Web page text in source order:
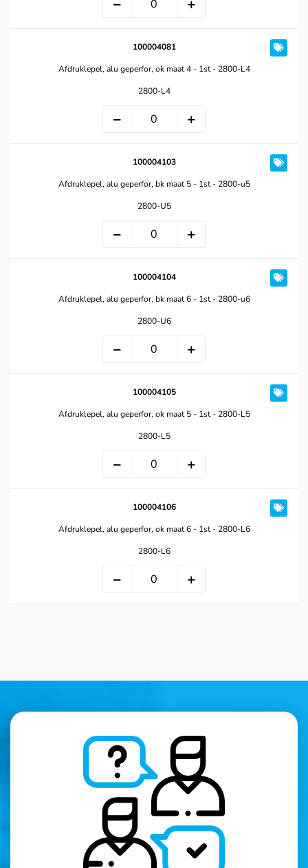
100004081
Afdruklepel, alu geperfor, ok maat 4 - 1st - 2800-L4
2800-L4
100004103
Afdruklepel, alu geperfor, bk maat 5 - 1st - 2800-u5
2800-U5
100004104
Afdruklepel, alu geperfor, bk maat 6 - 1st - 2800-u6
2800-U6
100004105
Afdruklepel, alu geperfor, ok maat 5 - 1st - 2800-L5
2800-L5
100004106
Afdruklepel, alu geperfor, ok maat 6 - 1st - 2800-L6
2800-L6